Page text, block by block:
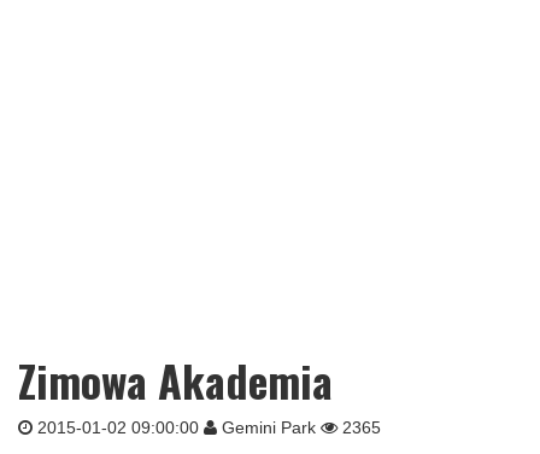
Zimowa Akademia
2015-01-02 09:00:00 Gemini Park 2365